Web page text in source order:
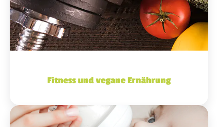
Fitness und vegane Ernährung